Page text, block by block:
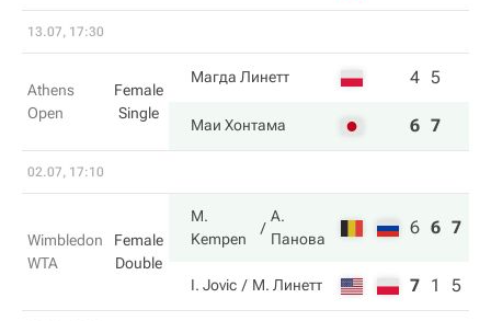
13.07, 17:30
Athens
Open
Female
Single
Магда Линетт 4 5
Маи Хонтама 6 7
02.07, 17:10
Wimbledon
WTA
Female
Double
M.
Kempen
А.
Панова
6 6 7
I. Jovic М. Линетт 7 1 5